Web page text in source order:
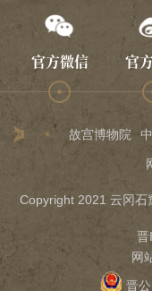
官方微信 官
故宫博物院
Copyright 2021 云冈石
晋
网
晋